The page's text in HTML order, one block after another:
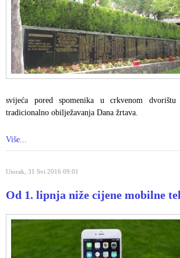
svijeća pored spomenika u crkvenom
tradicionalno obilježavanja Dana žrtava.
Više...
Utorak, 31 Svi 2016 09:01
Od 1. lipnja niže cijene mobilne